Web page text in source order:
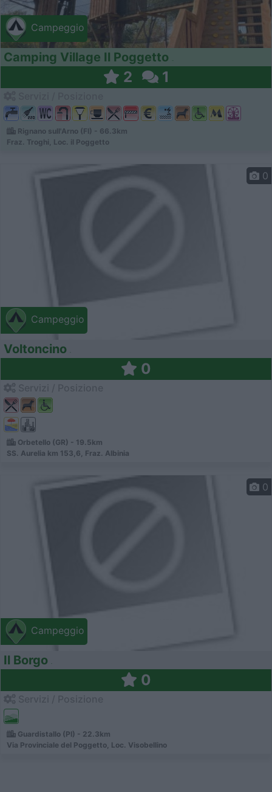
Campeggio
Camping Village Il Poggetto
2 1
Rignano sull'Arno (FI) - 66.3km
Fraz. Troghi, Loc. il Poggetto
Campeggio
0
Voltoncino
0
Orbetello (GR) - 19.5km
SS. Aurelia km 153,6, Fraz. Albinia
Campeggio
0
Il Borgo
0
Guardistallo (PI) - 22.3km
Via Provinciale del Poggetto, Loc. Visobellino